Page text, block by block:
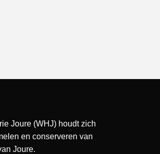
Joure (WHJ) houdt zich
en conserveren van
Joure.